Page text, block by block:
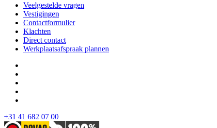
Veelgestelde vragen
Vestigingen
Contactformulier
Klachten
Direct contact
Werkplaatsafspraak plannen
+31 41 682 07 00